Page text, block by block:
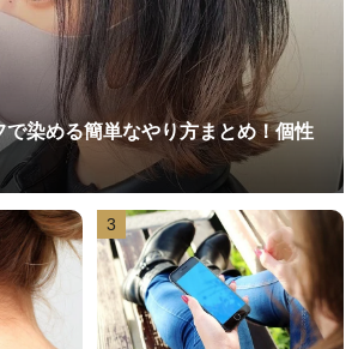
で染める簡単なやり方まとめ！個性
3